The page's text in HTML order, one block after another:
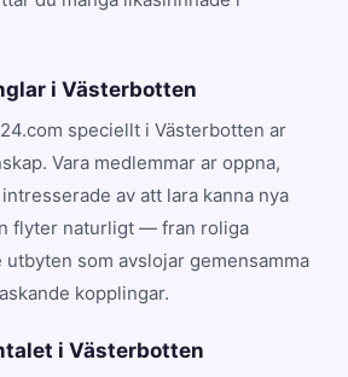
i Västerbotten
speciellt i Västerbotten ar
Vara medlemmar ar oppna,
av att lara kanna nya
flyter naturligt — fran roliga
som avslojar gemensamma
kopplingar.
i Västerbotten